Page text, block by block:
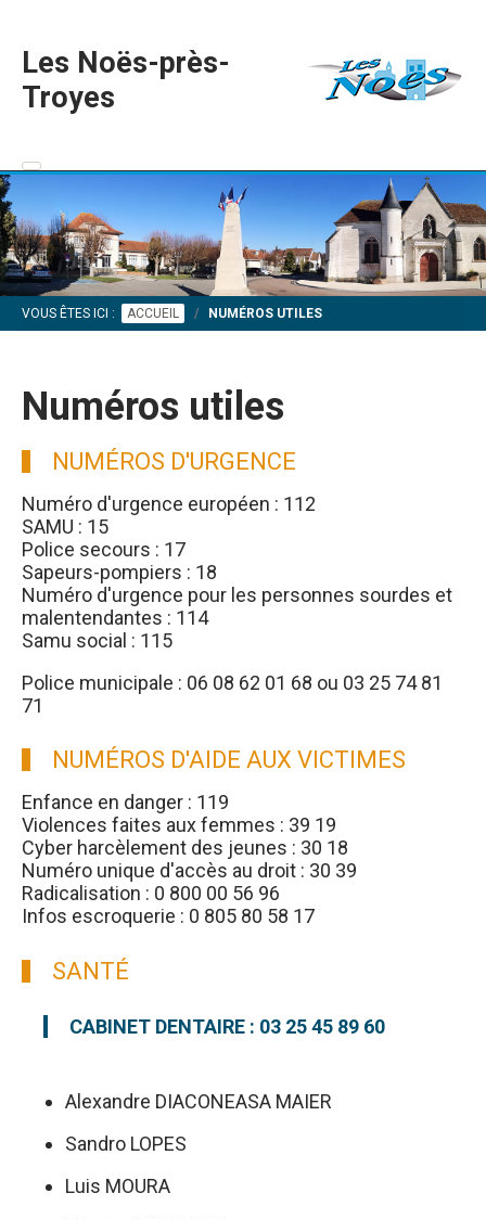
Les Noës-près-
Troyes
VOUS ÊTES ICI : ACCUEIL NUMÉROS UTILES
Numéros utiles
NUMÉROS D'URGENCE
Numéro d'urgence européen : 112
SAMU : 15
Police secours : 17
Sapeurs-pompiers : 18
Numéro d'urgence pour les personnes sourdes et
malentendantes : 114
Samu social : 115
Police municipale : 06 08 62 01 68 ou 03 25 74 81
71
NUMÉROS D'AIDE AUX VICTIMES
Enfance en danger : 119
Violences faites aux femmes : 39 19
Cyber harcèlement des jeunes : 30 18
Numéro unique d'accès au droit : 30 39
Radicalisation : 0 800 00 56 96
Infos escroquerie : 0 805 80 58 17
SANTÉ
CABINET DENTAIRE : 03 25 45 89 60
Alexandre DIACONEASA MAIER
Sandro LOPES
Luis MOURA